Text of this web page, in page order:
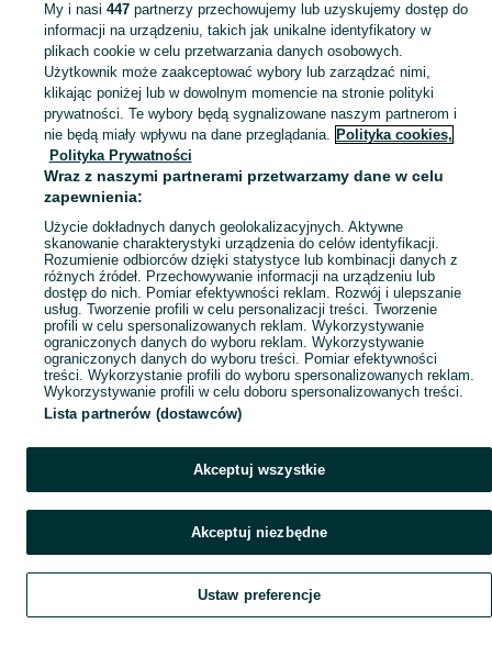
Sprzedaż artykułów rolniczych Warszawa ▶️ maszyny rolnicze, produkty rolne i inne ✅ Nowe i używane w dobrych cenach ✌ Znajdź oferty na OLX.pl!
Mapa kategorii
Mapa miejscowości
Mapa ministron
Popularne wyszukiwania
Szukaj Obserwujesz Dodaj Czat Konto
My i nasi 447partnerzy przechowujemy lub uzyskujemy dostęp do
informacji na urządzeniu, takich jak unikalne identyfikatory w
plikach cookie w celu przetwarzania danych osobowych.
Użytkownik może zaakceptować wybory lub zarządzać nimi,
klikając poniżej lub w dowolnym momencie na stronie polityki
prywatności. Te wybory będą sygnalizowane naszym partnerom i
nie będą miały wpływu na dane przeglądania. Polityka cookies,
Polityka Prywatności
Wraz z naszymi partnerami przetwarzamy dane w celu
zapewnienia:
Użycie dokładnych danych geolokalizacyjnych. Aktywne
skanowanie charakterystyki urządzenia do celów identyfikacji.
Rozumienie odbiorców dzięki statystyce lub kombinacji danych z
różnych źródeł. Przechowywanie informacji na urządzeniu lub
dostęp do nich. Pomiar efektywności reklam. Rozwój i ulepszanie
usług. Tworzenie profili w celu personalizacji treści. Tworzenie
profili w celu spersonalizowanych reklam. Wykorzystywanie
ograniczonych danych do wyboru reklam. Wykorzystywanie
ograniczonych danych do wyboru treści. Pomiar efektywności
treści. Wykorzystanie profili do wyboru spersonalizowanych reklam.
Wykorzystywanie profili w celu doboru spersonalizowanych treści.
Lista partnerów (dostawców)
Akceptuj wszystkie
Akceptuj niezbędne
Ustaw preferencje